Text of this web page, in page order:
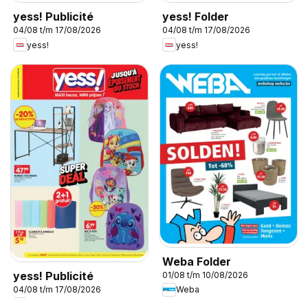
yess! Publicité
04/08 t/m 17/08/2026
yess!
yess! Folder
04/08 t/m 17/08/2026
yess!
yess! Publicité
04/08 t/m 17/08/2026
Weba Folder
01/08 t/m 10/08/2026
Weba